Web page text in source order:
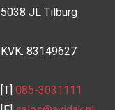
5038 JL Tilburg
KVK: 83149627
[T] 085-3031111